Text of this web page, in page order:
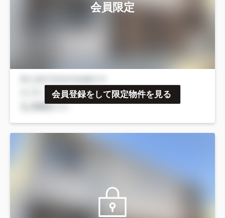
会員限定
会員登録をして限定物件を見る